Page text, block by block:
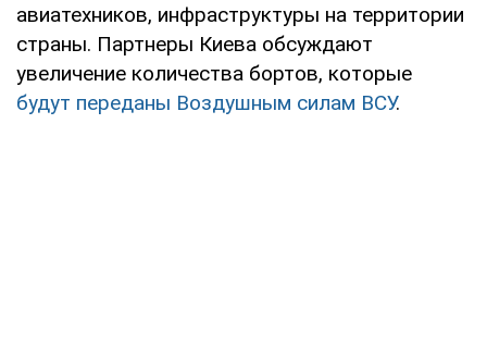
авиатехников, инфраструктуры на территории
страны. Партнеры Киева обсуждают
увеличение количества бортов, которые
будут переданы Воздушным силам ВСУ.